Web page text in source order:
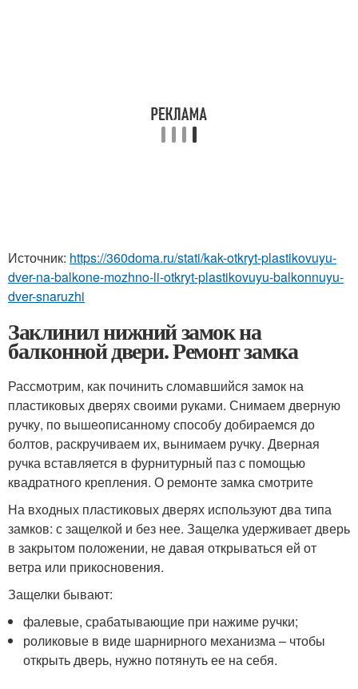
Источник: https://360doma.ru/stati/kak-otkryt-plastikovuyu-
dver-na-balkone-mozhno-li-otkryt-plastikovuyu-balkonnuyu-
dver-snaruzhi
Заклинил нижний замок на
балконной двери. Ремонт замка
Рассмотрим, как починить сломавшийся замок на
пластиковых дверях своими руками. Снимаем дверную
ручку, по вышеописанному способу добираемся до
болтов, раскручиваем их, вынимаем ручку. Дверная
ручка вставляется в фурнитурный паз с помощью
квадратного крепления. О ремонте замка смотрите
На входных пластиковых дверях используют два типа
замков: с защелкой и без нее. Защелка удерживает дверь
в закрытом положении, не давая открываться ей от
ветра или прикосновения.
Защелки бывают:
фалевые, срабатывающие при нажиме ручки;
роликовые в виде шарнирного механизма – чтобы
открыть дверь, нужно потянуть ее на себя.